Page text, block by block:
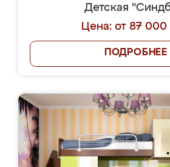
Детская
Цена: от 87 000
ПОДРОБНЕЕ